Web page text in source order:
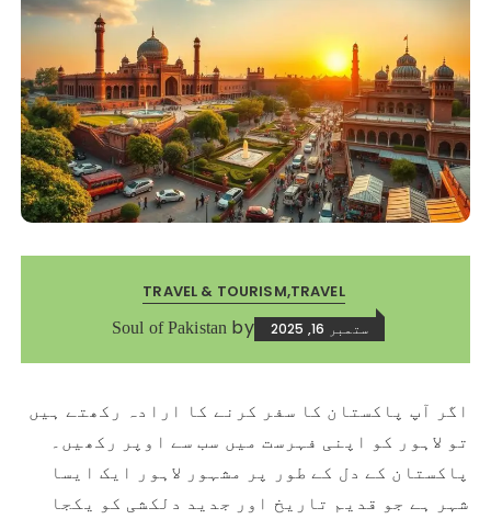
TRAVEL
TRAVEL & TOURISM
ستمبر 16, 2025 by
Soul of Pakistan
اگر آپ پاکستان کا سفر کرنے کا ارادہ رکھتے ہیں
تو لاہور کو اپنی فہرست میں سب سے اوپر رکھیں۔
پاکستان کے دل کے طور پر مشہور لاہور ایک ایسا
شہر ہے جو قدیم تاریخ اور جدید دلکشی کو یکجا